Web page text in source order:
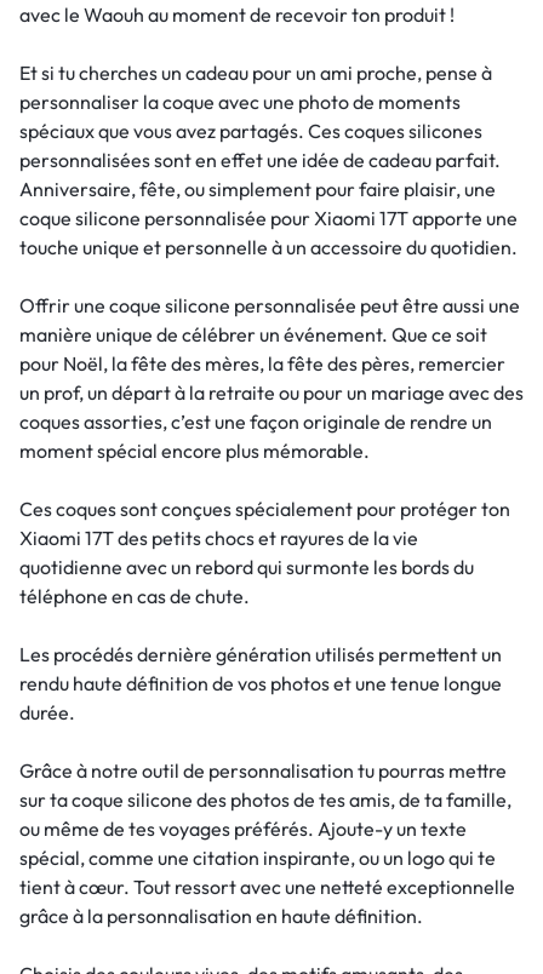
avec le Waouh au moment de recevoir ton produit !
Et si tu cherches un cadeau pour un ami proche, pense à
personnaliser la coque avec une photo de moments
spéciaux que vous avez partagés. Ces coques silicones
personnalisées sont en effet une idée de cadeau parfait.
Anniversaire, fête, ou simplement pour faire plaisir, une
coque silicone personnalisée pour Xiaomi 17T apporte une
touche unique et personnelle à un accessoire du quotidien.
Offrir une coque silicone personnalisée peut être aussi une
manière unique de célébrer un événement. Que ce soit
pour Noël, la fête des mères, la fête des pères, remercier
un prof, un départ à la retraite ou pour un mariage avec des
coques assorties, c’est une façon originale de rendre un
moment spécial encore plus mémorable.
Ces coques sont conçues spécialement pour protéger ton
Xiaomi 17T des petits chocs et rayures de la vie
quotidienne avec un rebord qui surmonte les bords du
téléphone en cas de chute.
Les procédés dernière génération utilisés permettent un
rendu haute définition de vos photos et une tenue longue
durée.
Grâce à notre outil de personnalisation tu pourras mettre
sur ta coque silicone des photos de tes amis, de ta famille,
ou même de tes voyages préférés. Ajoute-y un texte
spécial, comme une citation inspirante, ou un logo qui te
tient à cœur. Tout ressort avec une netteté exceptionnelle
grâce à la personnalisation en haute définition.